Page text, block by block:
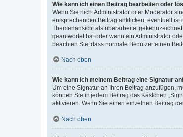
Wie kann ich einen Beitrag bearbeiten oder
Wenn Sie nicht Administrator oder Moderator
entsprechenden Beitrag anklicken; eventuell ist
Themenansicht als überarbeitet
geantwortet hat oder wenn ein Administrator
beachten Sie, dass normale Benutzer einen
Nach oben
Wie kann ich meinem Beitrag eine Signatur
Um eine Signatur an Ihren Beitrag anzufügen,
können Sie in jedem Beitrag das Kästchen
aktivieren. Wenn Sie einen einzelnen Beitrag
Nach oben